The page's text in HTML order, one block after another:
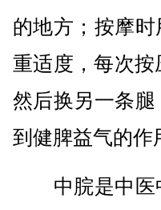
的地方；按摩
重适度，每次按
然后换另一条
到健脾益气的作
中脘是中医